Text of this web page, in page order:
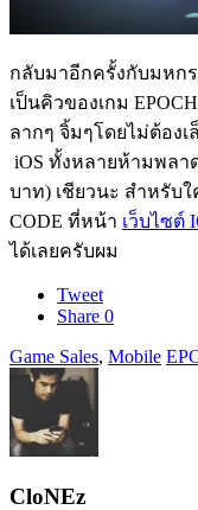
กลับมาอีกครั้งกับมหก
เป็นคิวของเกม
ลากๆ จิ้มๆโดยไม่ต้อง
iOS ทั้งหลายห้ามพลา
บาท) เชียวนะ สำหรับ
CODE ที่หน้า เว็บไซต์
ได้เลยครับผม
Tweet
Share 0
Game Sales, Mobile
CloNEz